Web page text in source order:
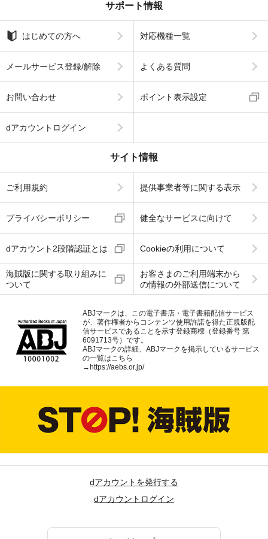
サポート情報
はじめての方へ 対応機種一覧
メールサービス登録/解除 よくある質問
お問い合わせ ポイント表示設定
dアカウントログイン
サイト情報
ご利用規約 提供事業者等に関する表示
プライバシーポリシー 健全なサービスに向けて
dアカウント2段階認証とは Cookieの利用について
海賊版に関する取り組みに
ついて
お客さまのご利用端末から
の情報の外部送信について
ABJマークは、この電子書店・電子書籍配信サービス
が、著作権者からコンテンツ使用許諾を得た正規版配
信サービスであることを示す登録商標（登録番号 第
6091713号）です。
ABJマークの詳細、ABJマークを掲示しているサービス
の一覧はこちら
→ https://aebs.or.jp/
dアカウントを発行する
dアカウントログイン